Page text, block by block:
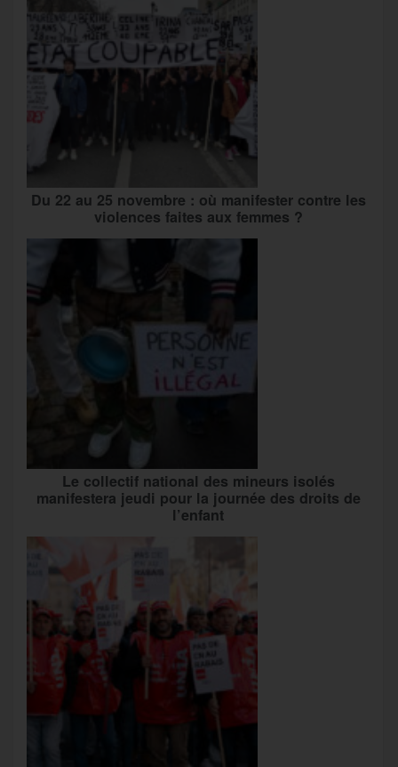
Du 22 au 25 novembre : où manifester contre les
violences faites aux femmes ?
Le collectif national des mineurs isolés
manifestera jeudi pour la journée des droits de
l’enfant